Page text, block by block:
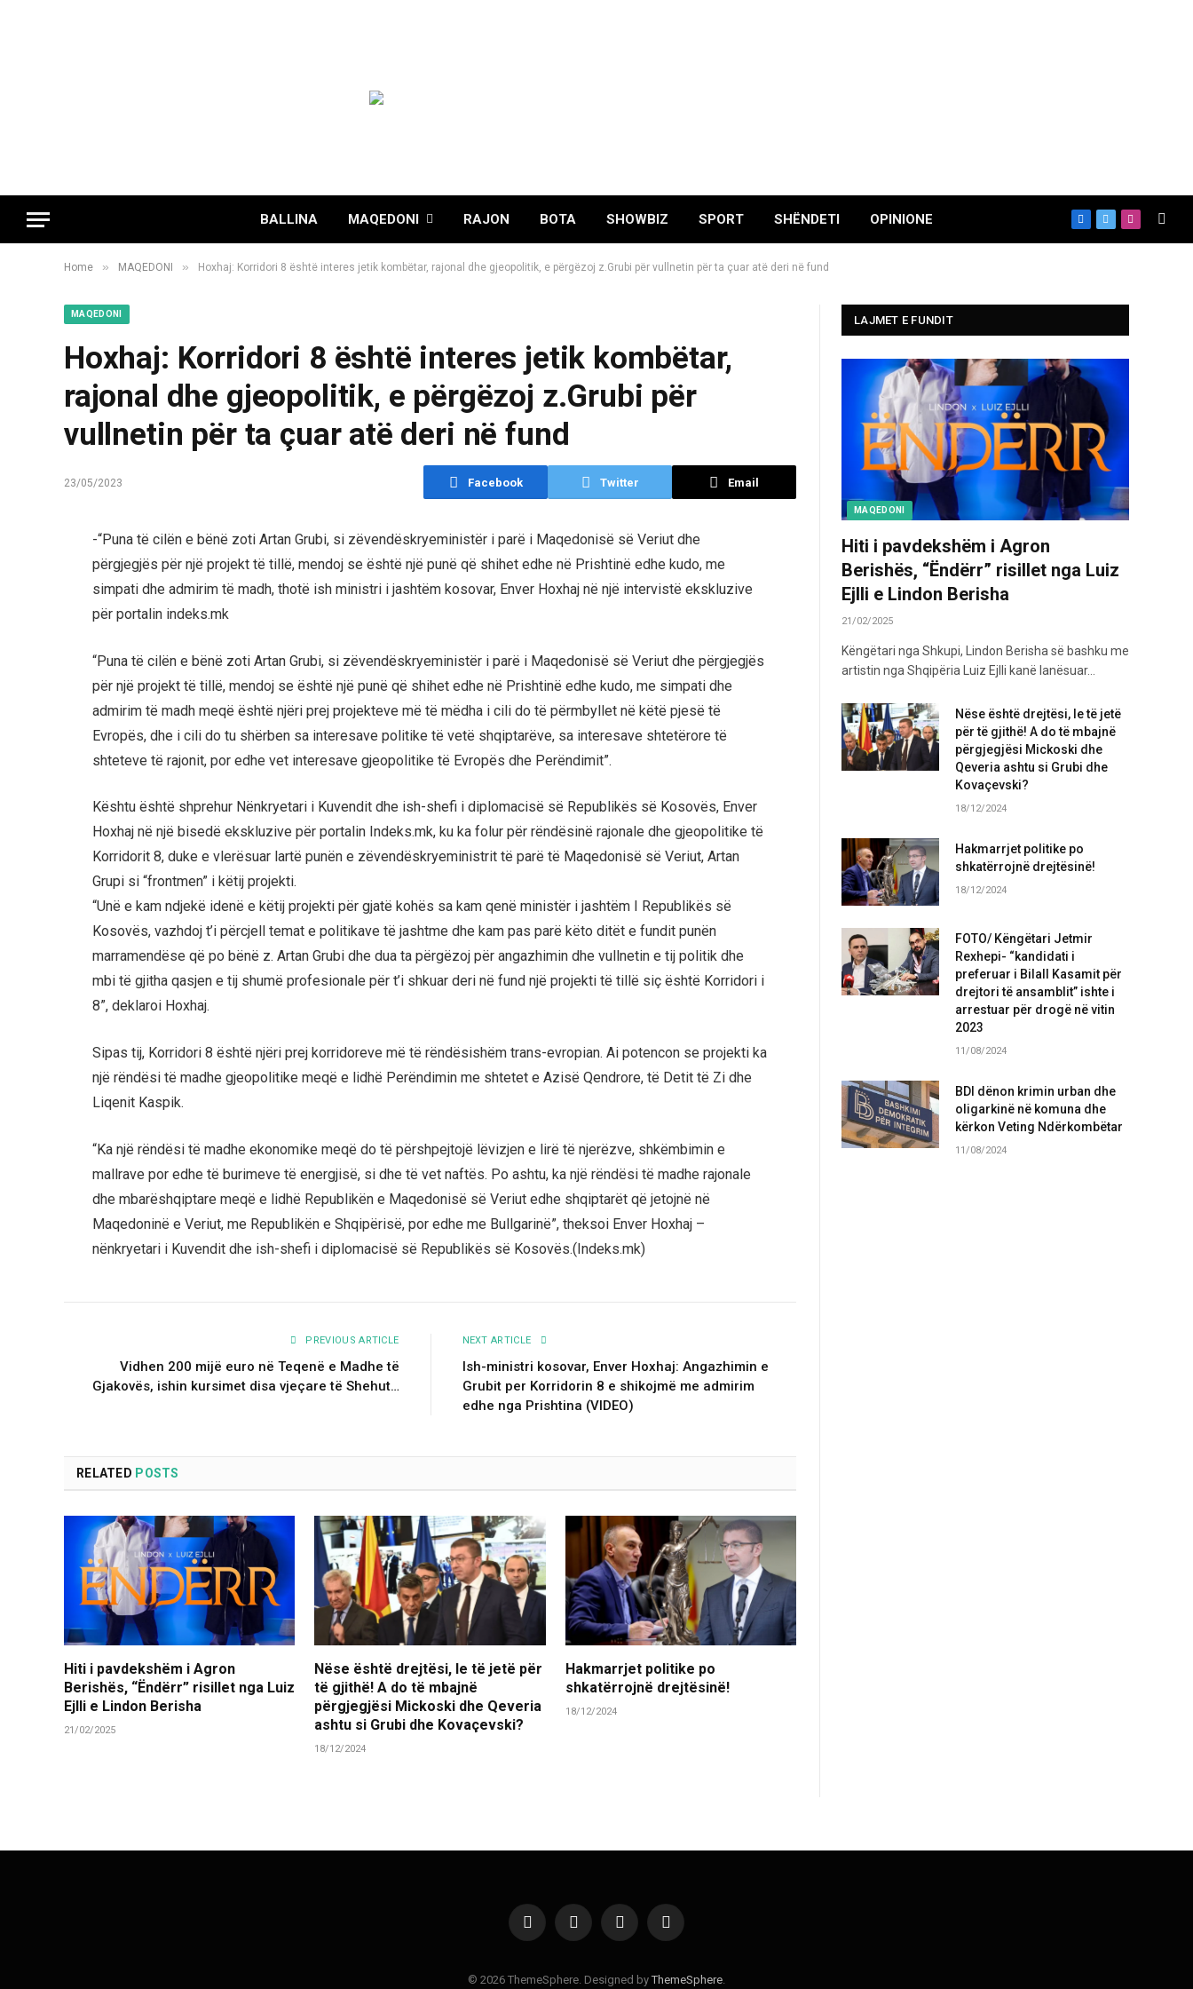
BALLINA MAQEDONI RAJON BOTA SHOWBIZ SPORT SHËNDETI OPINIONE Facebook
X
(Twitter)
Instagram
Home » MAQEDONI » Hoxhaj: Korridori 8 është interes jetik kombëtar, rajonal dhe gjeopolitik, e përgëzoj z.Grubi për vullnetin për ta çuar atë deri në fund
MAQEDONI
Hoxhaj: Korridori 8 është interes jetik kombëtar,
rajonal dhe gjeopolitik, e përgëzoj z.Grubi për
vullnetin për ta çuar atë deri në fund
23/05/2023 Facebook Twitter Email
-“Puna të cilën e bënë zoti Artan Grubi, si zëvendëskryeministër i parë i Maqedonisë së Veriut dhe
përgjegjës për një projekt të tillë, mendoj se është një punë që shihet edhe në Prishtinë edhe kudo, me
simpati dhe admirim të madh, thotë ish ministri i jashtëm kosovar, Enver Hoxhaj në një intervistë ekskluzive
për portalin indeks.mk
“Puna të cilën e bënë zoti Artan Grubi, si zëvendëskryeministër i parë i Maqedonisë së Veriut dhe përgjegjës
për një projekt të tillë, mendoj se është një punë që shihet edhe në Prishtinë edhe kudo, me simpati dhe
admirim të madh meqë është njëri prej projekteve më të mëdha i cili do të përmbyllet në këtë pjesë të
Evropës, dhe i cili do tu shërben sa interesave politike të vetë shqiptarëve, sa interesave shtetërore të
shteteve të rajonit, por edhe vet interesave gjeopolitike të Evropës dhe Perëndimit”.
Kështu është shprehur Nënkryetari i Kuvendit dhe ish-shefi i diplomacisë së Republikës së Kosovës, Enver
Hoxhaj në një bisedë ekskluzive për portalin Indeks.mk, ku ka folur për rëndësinë rajonale dhe gjeopolitike të
Korridorit 8, duke e vlerësuar lartë punën e zëvendëskryeministrit të parë të Maqedonisë së Veriut, Artan
Grupi si “frontmen” i këtij projekti.
“Unë e kam ndjekë idenë e këtij projekti për gjatë kohës sa kam qenë ministër i jashtëm I Republikës së
Kosovës, vazhdoj t’i përcjell temat e politikave të jashtme dhe kam pas parë këto ditët e fundit punën
marramendëse që po bënë z. Artan Grubi dhe dua ta përgëzoj për angazhimin dhe vullnetin e tij politik dhe
mbi të gjitha qasjen e tij shumë profesionale për t’i shkuar deri në fund një projekti të tillë siç është Korridori i
8”, deklaroi Hoxhaj.
Sipas tij, Korridori 8 është njëri prej korridoreve më të rëndësishëm trans-evropian. Ai potencon se projekti ka
një rëndësi të madhe gjeopolitike meqë e lidhë Perëndimin me shtetet e Azisë Qendrore, të Detit të Zi dhe
Liqenit Kaspik.
“Ka një rëndësi të madhe ekonomike meqë do të përshpejtojë lëvizjen e lirë të njerëzve, shkëmbimin e
mallrave por edhe të burimeve të energjisë, si dhe të vet naftës. Po ashtu, ka një rëndësi të madhe rajonale
dhe mbarëshqiptare meqë e lidhë Republikën e Maqedonisë së Veriut edhe shqiptarët që jetojnë në
Maqedoninë e Veriut, me Republikën e Shqipërisë, por edhe me Bullgarinë”, theksoi Enver Hoxhaj –
nënkryetari i Kuvendit dhe ish-shefi i diplomacisë së Republikës së Kosovës.(Indeks.mk)
PREVIOUS ARTICLE
Vidhen 200 mijë euro në Teqenë e Madhe të
Gjakovës, ishin kursimet disa vjeçare të Shehut…
NEXT ARTICLE
Ish-ministri kosovar, Enver Hoxhaj: Angazhimin e
Grubit per Korridorin 8 e shikojmë me admirim
edhe nga Prishtina (VIDEO)
RELATED POSTS
Hiti i pavdekshëm i Agron
Berishës, “Ëndërr” risillet nga Luiz
Ejlli e Lindon Berisha
21/02/2025
Nëse është drejtësi, le të jetë për
të gjithë! A do të mbajnë
përgjegjësi Mickoski dhe Qeveria
ashtu si Grubi dhe Kovaçevski?
18/12/2024
Hakmarrjet politike po
shkatërrojnë drejtësinë!
18/12/2024
LAJMET E FUNDIT
MAQEDONI
Hiti i pavdekshëm i Agron
Berishës, “Ëndërr” risillet nga Luiz
Ejlli e Lindon Berisha
21/02/2025
Këngëtari nga Shkupi, Lindon Berisha së bashku me
artistin nga Shqipëria Luiz Ejlli kanë lanësuar…
Nëse është drejtësi, le të jetë
për të gjithë! A do të mbajnë
përgjegjësi Mickoski dhe
Qeveria ashtu si Grubi dhe
Kovaçevski?
18/12/2024
Hakmarrjet politike po
shkatërrojnë drejtësinë!
18/12/2024
FOTO/ Këngëtari Jetmir
Rexhepi- “kandidati i
preferuar i Bilall Kasamit për
drejtori të ansamblit” ishte i
arrestuar për drogë në vitin
2023
11/08/2024
BDI dënon krimin urban dhe
oligarkinë në komuna dhe
kërkon Veting Ndërkombëtar
11/08/2024
Facebook
X
InstagramPinterest
© 2026 ThemeSphere. Designed byThemeSphere